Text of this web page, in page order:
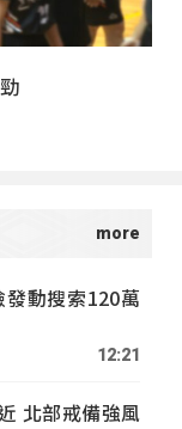
動搜索120萬
12:21
北部戒備強風